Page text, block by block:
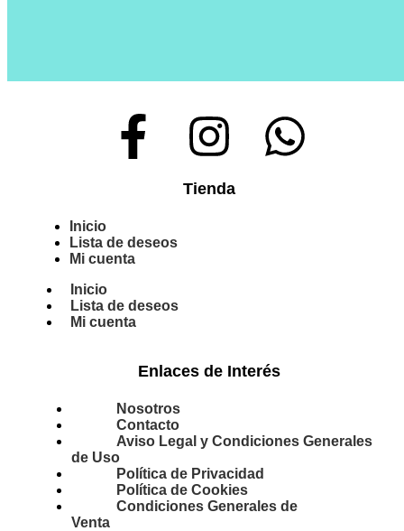
Tienda
Inicio
Lista de deseos
Mi cuenta
Inicio
Lista de deseos
Mi cuenta
Enlaces de Interés
Nosotros
Contacto
Aviso Legal y Condiciones Generales
de Uso
Política de Privacidad
Política de Cookies
Condiciones Generales de
Venta